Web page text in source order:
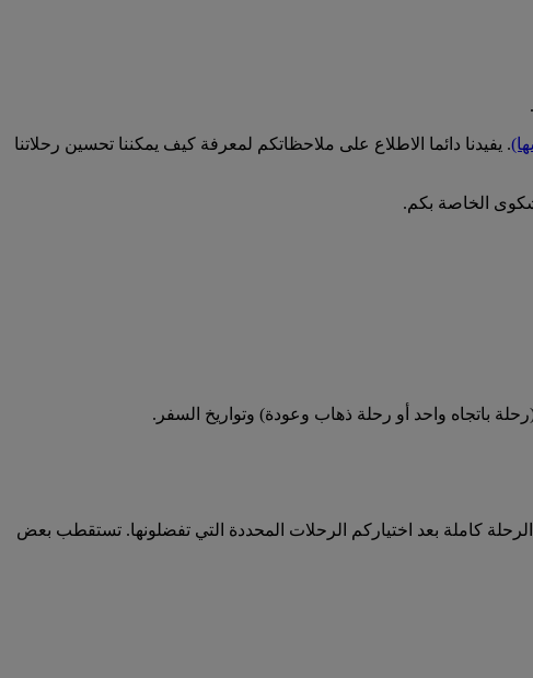
. يفيدنا دائما الاطلاع على ملاحظاتكم لمعرفة كيف يمكننا تحسين رحلاتنا
الخاصة بكم.
باتجاه واحد أو رحلة ذهاب وعودة) وتواريخ السفر.
كاملة بعد اختياركم الرحلات المحددة التي تفضلونها. تستقطب بعض